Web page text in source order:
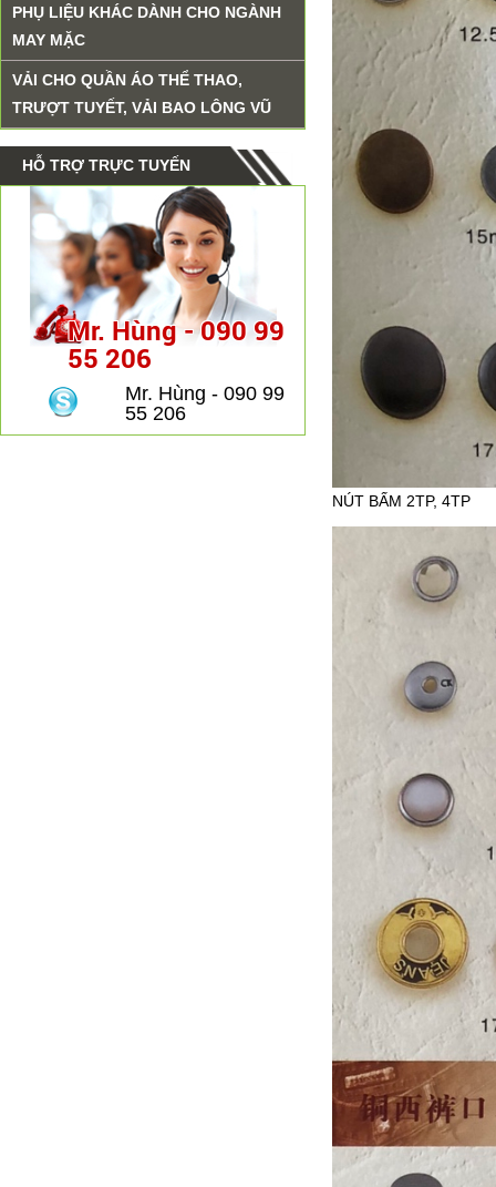
PHỤ LIỆU KHÁC DÀNH CHO NGÀNH
MAY MẶC
VẢI CHO QUẦN ÁO THỂ THAO,
TRƯỢT TUYẾT, VẢI BAO LÔNG VŨ
HỖ TRỢ TRỰC TUYẾN
Mr. Hùng - 090 99
55 206
Mr. Hùng - 090 99
55 206
NÚT BẤM 2TP, 4TP